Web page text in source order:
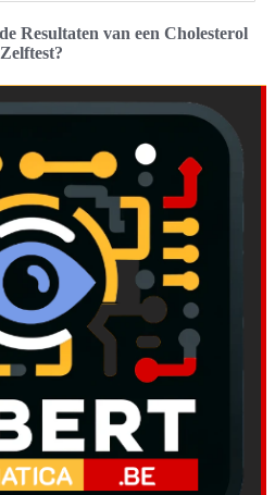
Resultaten van een Cholesterol
Zelftest?